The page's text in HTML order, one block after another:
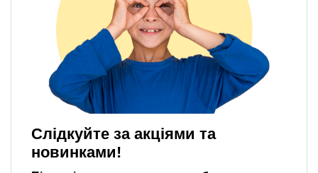
Слідкуйте за акціями та
новинками!